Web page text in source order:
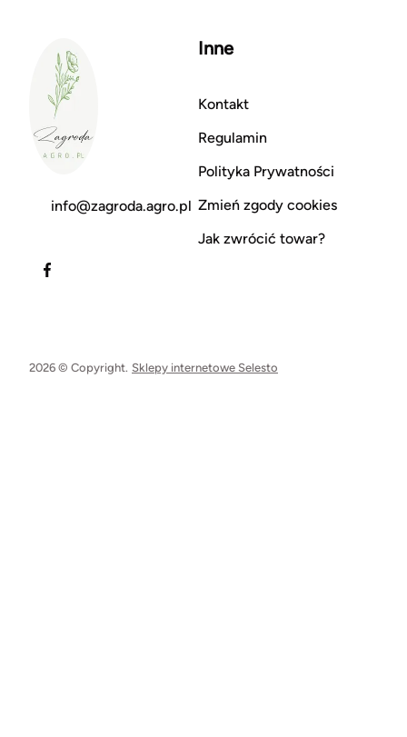
info@zagroda.agro.pl
Inne
Kontakt
Regulamin
Polityka Prywatności
Zmień zgody cookies
Jak zwrócić towar?
2026 © Copyright. Sklepy internetowe Selesto